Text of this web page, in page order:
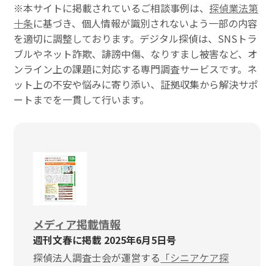
※本サイトに掲載されているご相談事例は、探偵業法第
十条に基づき、個人情報が識別されないよう一部の内容
を適切に調整しております。デジタル探偵は、SNSトラ
ブルやネット詐欺、誹謗中傷、なりすまし被害など、オ
ンライン上の課題に対応する専門調査サービスです。ネ
ット上の不安や悩みに寄り添い、証拠収集から解決サポ
ートまでを一貫して行います。
メディア掲載情報
週刊文春に掲載 2025年6月5日号
探偵法人調査士会が運営する 「シニアケア探